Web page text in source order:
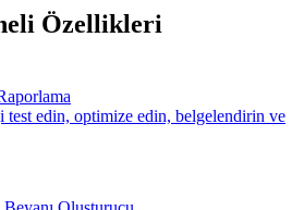
Özellikleri
edin, optimize edin, belgelendirin ve